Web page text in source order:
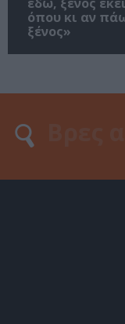
όπου κι αν
ξένος»